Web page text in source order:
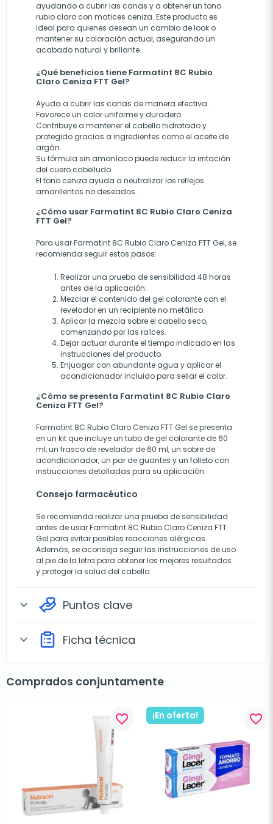
ayudando a cubrir las canas y a obtener un tono
rubio claro con matices ceniza. Este producto es
ideal para quienes desean un cambio de look o
mantener su coloración actual, asegurando un
acabado natural y brillante.
¿Qué beneficios tiene Farmatint 8C Rubio
Claro Ceniza FTT Gel?
Ayuda a cubrir las canas de manera efectiva.
Favorece un color uniforme y duradero.
Contribuye a mantener el cabello hidratado y
protegido gracias a ingredientes como el aceite de
argán.
Su fórmula sin amoníaco puede reducir la irritación
del cuero cabelludo.
El tono ceniza ayuda a neutralizar los reflejos
amarillentos no deseados.
¿Cómo usar Farmatint 8C Rubio Claro Ceniza
FTT Gel?
Para usar Farmatint 8C Rubio Claro Ceniza FTT Gel, se
recomienda seguir estos pasos:
Realizar una prueba de sensibilidad 48 horas
antes de la aplicación.
Mezclar el contenido del gel colorante con el
revelador en un recipiente no metálico.
Aplicar la mezcla sobre el cabello seco,
comenzando por las raíces.
Dejar actuar durante el tiempo indicado en las
instrucciones del producto.
Enjuagar con abundante agua y aplicar el
acondicionador incluido para sellar el color.
¿Cómo se presenta Farmatint 8C Rubio Claro
Ceniza FTT Gel?
Farmatint 8C Rubio Claro Ceniza FTT Gel se presenta
en un kit que incluye un tubo de gel colorante de 60
ml, un frasco de revelador de 60 ml, un sobre de
acondicionador, un par de guantes y un folleto con
instrucciones detalladas para su aplicación.
Consejo farmacéutico
Se recomienda realizar una prueba de sensibilidad
antes de usar Farmatint 8C Rubio Claro Ceniza FTT
Gel para evitar posibles reacciones alérgicas.
Además, se aconseja seguir las instrucciones de uso
al pie de la letra para obtener los mejores resultados
y proteger la salud del cabello.
expand_more Puntos clave
expand_more Ficha técnica
Comprados conjuntamente
favorite_border ¡En oferta! favorite_border